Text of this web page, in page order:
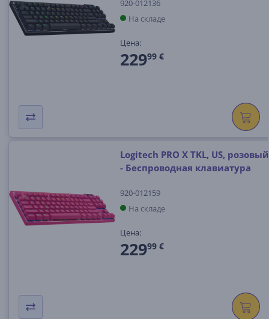
920-012136
На складе
Цена:
22999 €
Logitech PRO X TKL, US, розовый
- Беспроводная клавиатура
920-012159
На складе
Цена:
22999 €